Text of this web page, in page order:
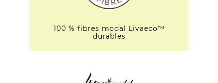
100 % fibres modal Livaeco™
durables